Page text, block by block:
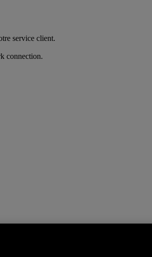
service client.
connection.